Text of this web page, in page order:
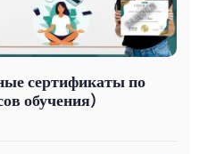
сертификаты по
обучения)